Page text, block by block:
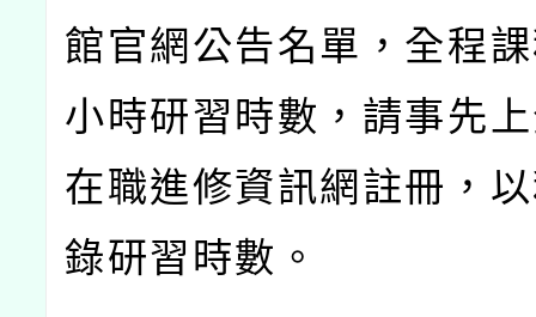
館官網公告名單，全程
小時研習時數，請事先
在職進修資訊網註冊，
錄研習時數。